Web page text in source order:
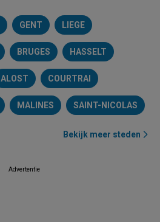
GENT LIEGE
BRUGES HASSELT
ALOST COURTRAI
MALINES SAINT-NICOLAS
Bekijk meer steden
Advertentie